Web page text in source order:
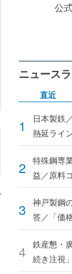
公
ニュース
直近
日本製鉄
熱延ライ
特殊鋼専
益／原料
神戸製鋼
答／「価
鉄産懇・
続き注視」